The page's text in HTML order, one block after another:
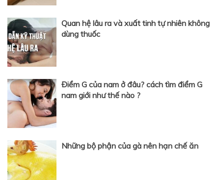
Quan hệ lâu ra và xuất tinh tự nhiên không
dùng thuốc
Điểm G của nam ở đâu? cách tìm điểm G
nam giới như thế nào ?
Những bộ phận của gà nên hạn chế ăn